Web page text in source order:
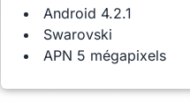
Android 4.2.1
Swarovski
APN 5 mégapixels